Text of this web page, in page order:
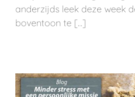
anderzijds leek deze week
boventoon te [...]